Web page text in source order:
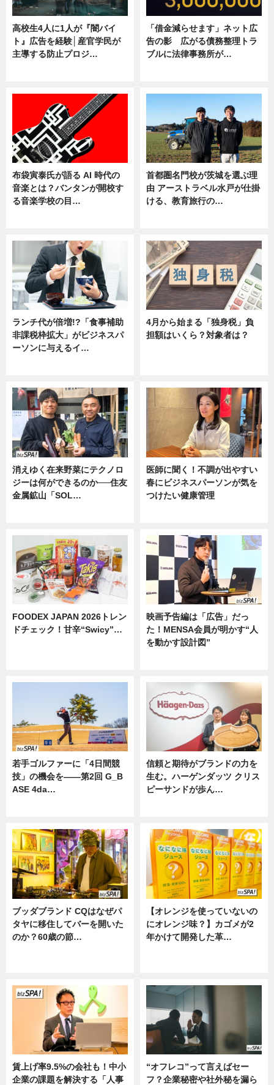
高校生4人に1人が『闇バイ
ト』広告を経験│産官学民が
主導する防止プロジ…
「借金減らせます」ネット広
告の影 広がる債務整理トラ
ブルに法律事務所が…
布袋寅泰氏が語る AI 時代の
音楽とは？バンタンが開校す
る音楽学校の目…
首都圏名門校が茨城を選ぶ理
由 アーストラベル水戸が仕掛
ける、教育旅行の…
ランチ代が倍増!?「食事補助
非課税枠拡大」がビジネスパ
ーソンに与えるイ…
4月から始まる「独身税」負
担額はいくら？対象者は？
消えゆく在来野菜にテクノロ
ジーは何ができるのか──住友
金属鉱山「SOL…
医師に聞く！不調が出やすい
春にビジネスパーソンが気を
つけたい健康管理
FOODEX JAPAN 2026トレン
ドチェック！甘辛“Swicy”…
映画予告編は「広告」だっ
た！MENSA会員が明かす“人
を動かす設計図”
若手ゴルファーに「4日間競
技」の機会を——第2回 G_B
ASE 4da…
信頼と期待がブランドの力を
生む。ハーゲンダッツ クリス
ピーサンドが歩ん…
ブッダブランド CQはなぜパ
タヤに移住してバーを開いた
のか？60歳の節…
【オレンジを使っていないの
にオレンジ味？】カゴメが2
年かけて開発した革…
賃上げ率9.5%の会社も！中小
企業の課題を解決する「人事
“オフレコ”って言えばセー
フ？企業秘密や社外秘を漏ら